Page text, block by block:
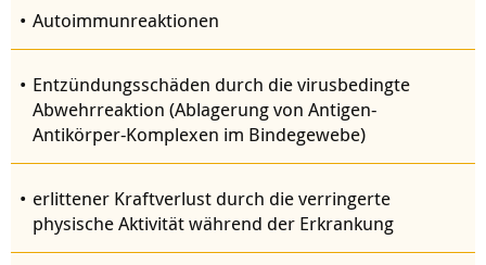
Autoimmunreaktionen
Entzündungsschäden durch die virusbedingte
Abwehrreaktion (Ablagerung von Antigen-
Antikörper-Komplexen im Bindegewebe)
erlittener Kraftverlust durch die verringerte
physische Aktivität während der Erkrankung